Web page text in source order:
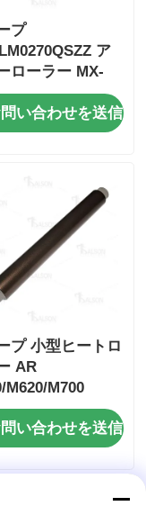
プ
ア
ローラー MX-
MX-
MX-B355W
い合わせを送信
プ 小型ヒートロ
AR
M620/M700
い合わせを送信